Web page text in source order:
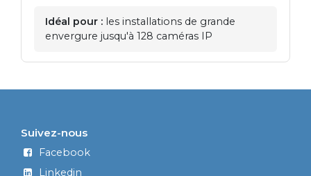
Idéal pour : les installations de grande
envergure jusqu'à 128 caméras IP
Suivez-nous
Facebook
Linkedin